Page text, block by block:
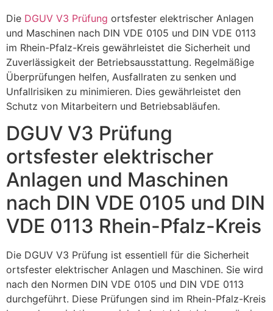
Die DGUV V3 Prüfung ortsfester elektrischer Anlagen
und Maschinen nach DIN VDE 0105 und DIN VDE 0113
im Rhein-Pfalz-Kreis gewährleistet die Sicherheit und
Zuverlässigkeit der Betriebsausstattung. Regelmäßige
Überprüfungen helfen, Ausfallraten zu senken und
Unfallrisiken zu minimieren. Dies gewährleistet den
Schutz von Mitarbeitern und Betriebsabläufen.
DGUV V3 Prüfung
ortsfester elektrischer
Anlagen und Maschinen
nach DIN VDE 0105 und DIN
VDE 0113 Rhein-Pfalz-Kreis
Die DGUV V3 Prüfung ist essentiell für die Sicherheit
ortsfester elektrischer Anlagen und Maschinen. Sie wird
nach den Normen DIN VDE 0105 und DIN VDE 0113
durchgeführt. Diese Prüfungen sind im Rhein-Pfalz-Kreis